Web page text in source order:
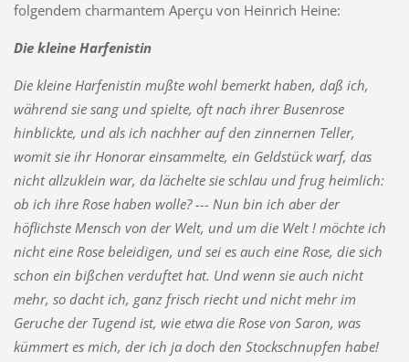
folgendem charmantem Aperçu von Heinrich Heine:
Die kleine Harfenistin
Die kleine Harfenistin mußte wohl bemerkt haben, daß ich,
während sie sang und spielte, oft nach ihrer Busenrose
hinblickte, und als ich nachher auf den zinnernen Teller,
womit sie ihr Honorar einsammelte, ein Geldstück warf, das
nicht allzuklein war, da lächelte sie schlau und frug heimlich:
ob ich ihre Rose haben wolle? --- Nun bin ich aber der
höflichste Mensch von der Welt, und um die Welt ! möchte ich
nicht eine Rose beleidigen, und sei es auch eine Rose, die sich
schon ein bißchen verduftet hat. Und wenn sie auch nicht
mehr, so dacht ich, ganz frisch riecht und nicht mehr im
Geruche der Tugend ist, wie etwa die Rose von Saron, was
kümmert es mich, der ich ja doch den Stockschnupfen habe!